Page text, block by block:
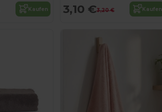
Kaufen 3,10 €3,20 € Kaufen